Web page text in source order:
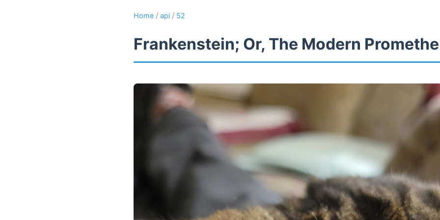
Home / api / 52
Frankenstein; Or, The Modern